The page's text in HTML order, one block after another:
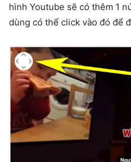
hình Youtube sẽ có thêm 1
dùng có thể click vào đó để